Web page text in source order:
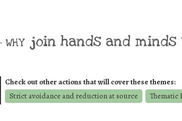
• WHY join hands and minds
Check out other actions that will cover these themes:
Strict avoidance and reduction at source
Thematic